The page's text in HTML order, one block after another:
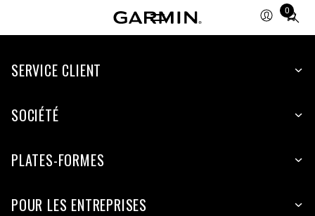
0
Total
items
cart:
SERVICE CLIENT
SOCIÉTÉ
PLATES-FORMES
POUR LES ENTREPRISES